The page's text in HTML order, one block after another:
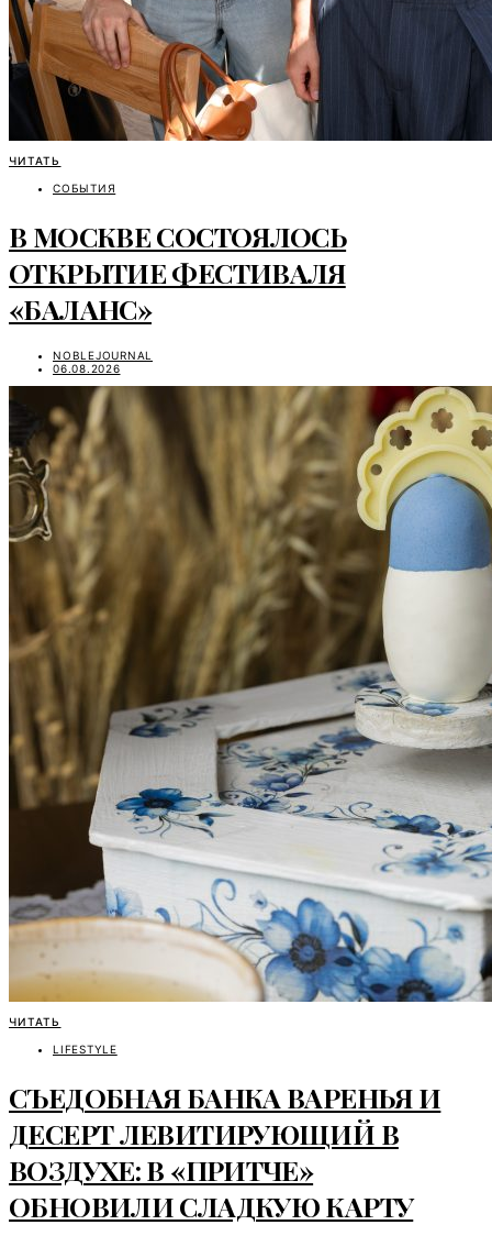
ЧИТАТЬ
СОБЫТИЯ
В МОСКВЕ СОСТОЯЛОСЬ
ОТКРЫТИЕ ФЕСТИВАЛЯ
«БАЛАНС»
NOBLEJOURNAL
06.08.2026
ЧИТАТЬ
LIFESTYLE
СЪЕДОБНАЯ БАНКА ВАРЕНЬЯ И
ДЕСЕРТ ЛЕВИТИРУЮЩИЙ В
ВОЗДУХЕ: В «ПРИТЧЕ»
ОБНОВИЛИ СЛАДКУЮ КАРТУ